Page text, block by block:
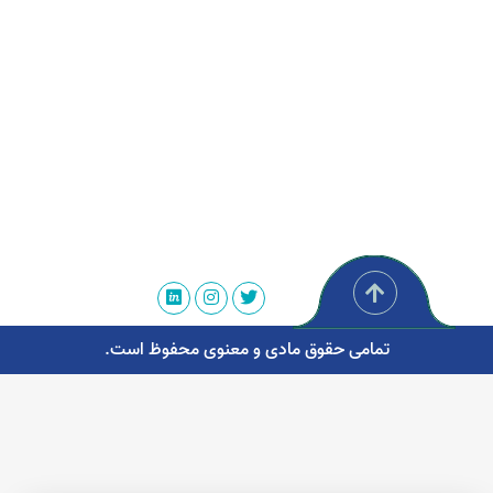
تمامی حقوق مادی و معنوی محفوظ است.